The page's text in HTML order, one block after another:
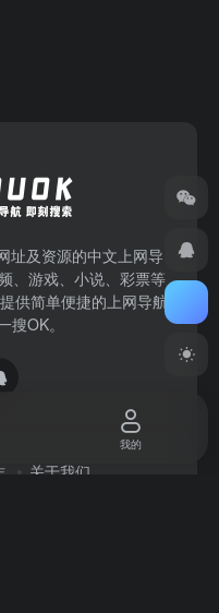
址及资源的中文上网导
、游戏、小说、彩票等
供简单便捷的上网导航
搜OK。
关于我们
我的